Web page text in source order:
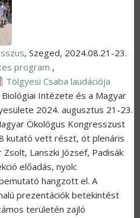
, Szeged, 2024.08.21-23.
program ,
Tölgyesi Csaba laudációja
Intézete és a Magyar
2024. augusztus 21-23.
Ökológus Kongresszust
kutató vett részt, öt plenáris
Lanszki József, Padisák
előadás, nyolc
hangzott el. A
prezentációk betekintést
területén zajló